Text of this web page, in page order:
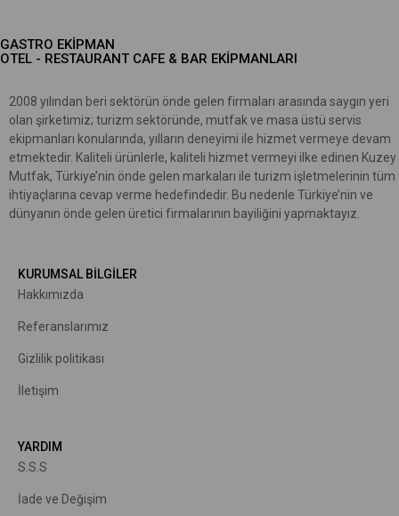
30011035
GASTRO EKİPMAN
OTEL - RESTAURANT CAFE & BAR EKİPMANLARI
2008 yılından beri sektörün önde gelen firmaları arasında saygın yeri
olan şirketimiz; turizm sektöründe, mutfak ve masa üstü servis
ekipmanları konularında, yılların deneyimi ile hizmet vermeye devam
etmektedir. Kaliteli ürünlerle, kaliteli hizmet vermeyi ilke edinen Kuzey
Mutfak, Türkiye’nin önde gelen markaları ile turizm işletmelerinin tüm
ihtiyaçlarına cevap verme hedefindedir. Bu nedenle Türkiye’nin ve
dünyanın önde gelen üretici firmalarının bayiliğini yapmaktayız.
KURUMSAL BİLGİLER
Hakkımızda
Referanslarımız
Gizlilik politikası
İletişim
YARDIM
S.S.S
İade ve Değişim